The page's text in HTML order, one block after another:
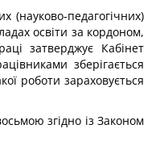
(науково-педагогічних)
освіти за кордоном,
затверджує Кабінет
зберігається
роботи зараховується
згідно із Законом